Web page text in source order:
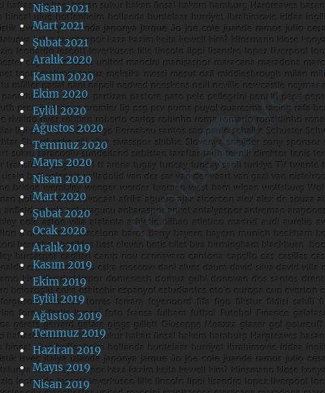
Nisan 2021
Mart 2021
Şubat 2021
Aralık 2020
Kasım 2020
Ekim 2020
Eylül 2020
Ağustos 2020
Temmuz 2020
Mayıs 2020
Nisan 2020
Mart 2020
Şubat 2020
Ocak 2020
Aralık 2019
Kasım 2019
Ekim 2019
Eylül 2019
Ağustos 2019
Temmuz 2019
Haziran 2019
Mayıs 2019
Nisan 2019